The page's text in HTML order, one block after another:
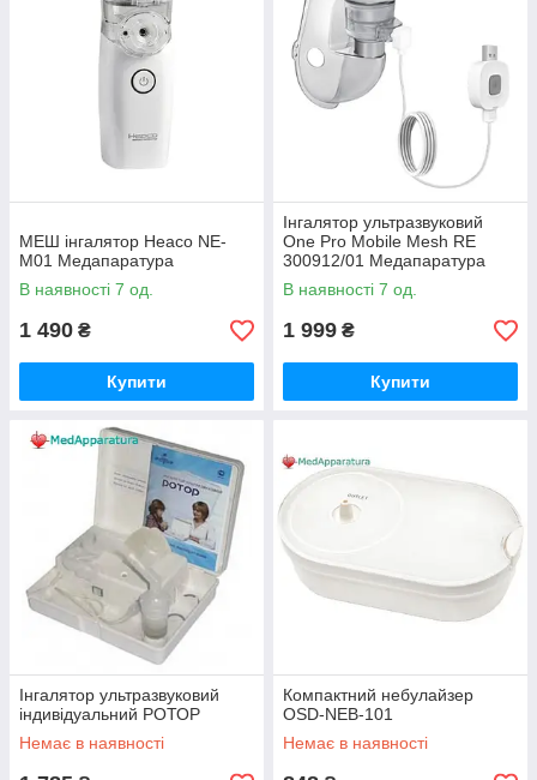
МЕШ інгалятор Heaco NE-
M01 Медапаратура
В наявності 7 од.
1 490 ₴
Купити
Інгалятор ультразвуковий
One Pro Mobile Mesh RE
300912/01 Медапаратура
В наявності 7 од.
1 999 ₴
Купити
Інгалятор ультразвуковий
індивідуальний РОТОР
Немає в наявності
Компактний небулайзер
OSD-NEB-101
Немає в наявності